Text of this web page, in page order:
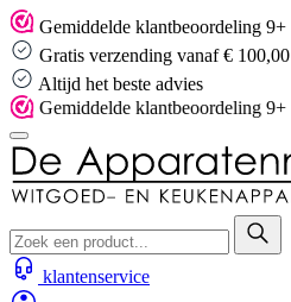
Skip
to
content
Gemiddelde klantbeoordeling 9+
Gratis verzending vanaf € 100,00
Altijd het beste advies
Gemiddelde klantbeoordeling 9+
klantenservice